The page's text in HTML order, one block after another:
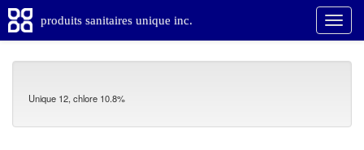
produits sanitaires unique inc.
Unique 12, chlore 10.8%